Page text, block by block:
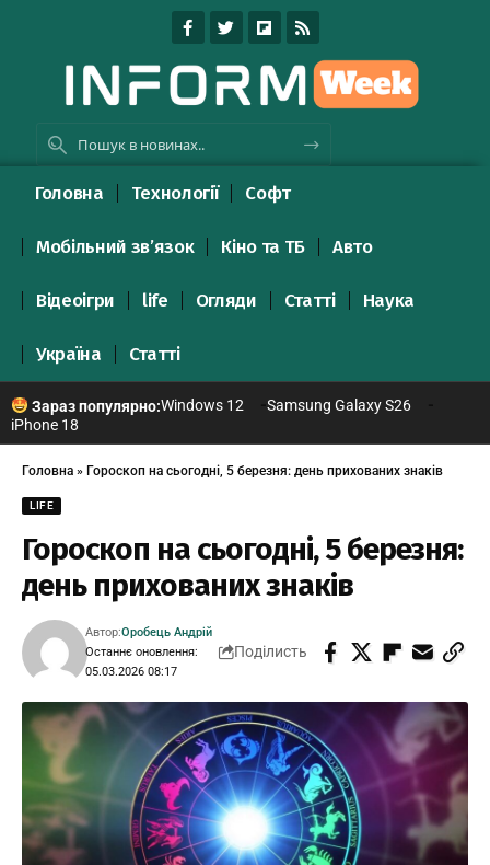
Головна Технології Софт
Мобільний зв’язок Кіно та ТБ Авто
Відеоігри life Огляди Статті Наука
Україна Статті
Зараз популярно:Windows 12
Samsung Galaxy S26
iPhone 18
Головна » Гороскоп на сьогодні, 5 березня: день прихованих знаків
LIFE
Гороскоп на сьогодні, 5 березня:
день прихованих знаків
Останнє оновлення:
05.03.2026 08:17
Автор:Оробець Андрій
Поділисть